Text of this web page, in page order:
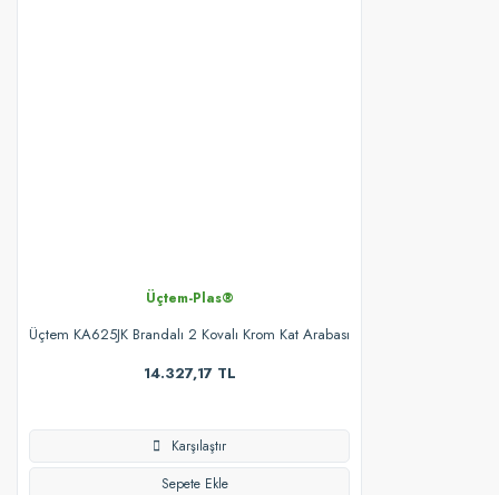
Üçtem-Plas®
Üçtem KA625JK Brandalı 2 Kovalı Krom Kat Arabası
14.327,17 TL
Karşılaştır
Sepete Ekle